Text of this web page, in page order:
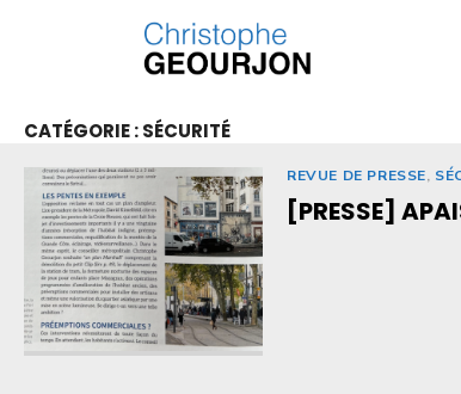
CATÉGORIE :SÉCURITÉ
REVUE DE PRESSE,
[PRESSE]